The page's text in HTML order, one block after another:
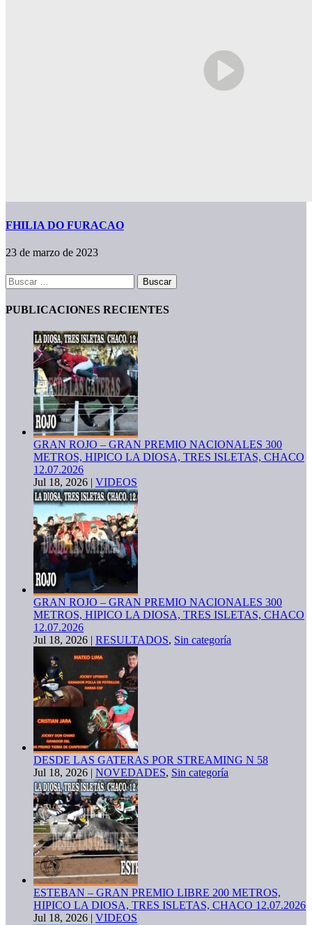
FHILIA DO FURACAO
23 de marzo de 2023
Buscar:
PUBLICACIONES RECIENTES
GRAN ROJO – GRAN PREMIO NACIONALES 300
METROS, HIPICO LA DIOSA, TRES ISLETAS, CHACO
12.07.2026
Jul 18, 2026 | VIDEOS
GRAN ROJO – GRAN PREMIO NACIONALES 300
METROS, HIPICO LA DIOSA, TRES ISLETAS, CHACO
12.07.2026
Jul 18, 2026 | RESULTADOS, Sin categoría
DESDE LAS GATERAS POR STREAMING N 58
Jul 18, 2026 | NOVEDADES, Sin categoría
ESTEBAN – GRAN PREMIO LIBRE 200 METROS,
HIPICO LA DIOSA, TRES ISLETAS, CHACO 12.07.2026
Jul 18, 2026 | VIDEOS